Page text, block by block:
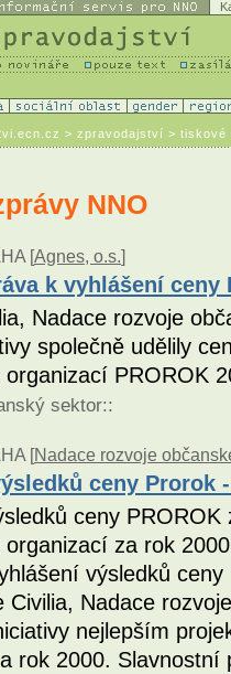
> zpravodajství > tiskové
NNO
[Agnes, o.s.]
k vyhlášení ceny
Nadace rozvoje
společně udělily
organizací PROROK
sektor::
[Nadace rozvoje
ceny Prorok
ceny
organizací za rok
výsledků
Civilia, Nadace
nejlepším
rok 2000.